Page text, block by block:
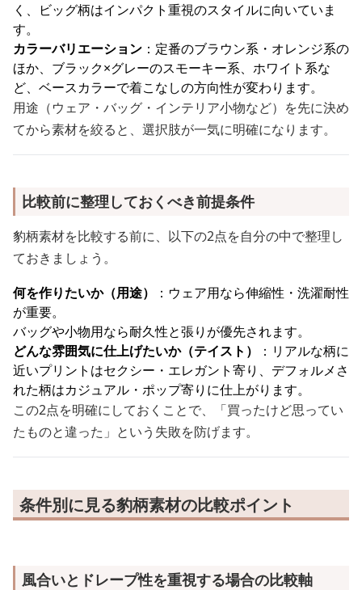
く、ビッグ柄はインパクト重視のスタイルに向いていま
す。
カラーバリエーション ：定番のブラウン系・オレンジ系の
ほか、ブラック×グレーのスモーキー系、ホワイト系な
ど、ベースカラーで着こなしの方向性が変わります。
用途（ウェア・バッグ・インテリア小物など）を先に決め
てから素材を絞ると、選択肢が一気に明確になります。
比較前に整理しておくべき前提条件
豹柄素材を比較する前に、以下の2点を自分の中で整理し
ておきましょう。
何を作りたいか（用途）
：ウェア用なら伸縮性・洗濯耐性
が重要。
バッグや小物用なら耐久性と張りが優先されます。
どんな雰囲気に仕上げたいか（テイスト）
：リアルな柄に
近いプリントはセクシー・エレガント寄り、デフォルメさ
れた柄はカジュアル・ポップ寄りに仕上がります。
この2点を明確にしておくことで、「買ったけど思ってい
たものと違った」という失敗を防げます。
条件別に見る豹柄素材の比較ポイント
風合いとドレープ性を重視する場合の比較軸